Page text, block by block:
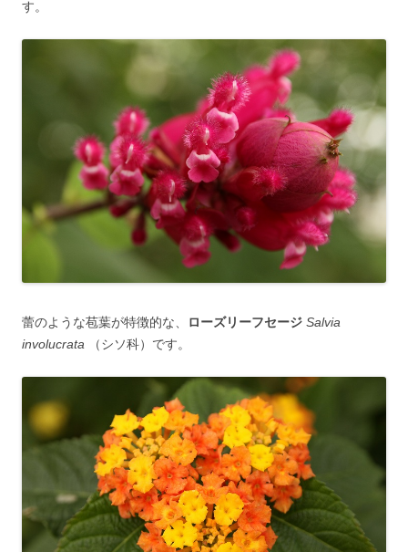
す。
蕾のような苞葉が特徴的な、 ローズリーフセージ Salvia
involucrata （シソ科）です。